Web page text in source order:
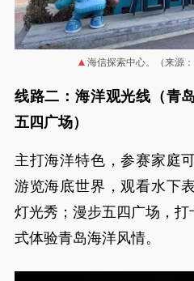
海信探索中心。（来源
线路二：海洋观光线（青
五四广场）
主打海洋特色，参赛家庭
游览海底世界，观看水下
灯光秀；漫步五四广场，打
式体验青岛海洋风情。